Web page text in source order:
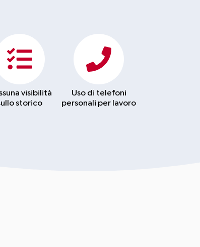
visibilità
storico
Uso di telefoni
personali per lavoro